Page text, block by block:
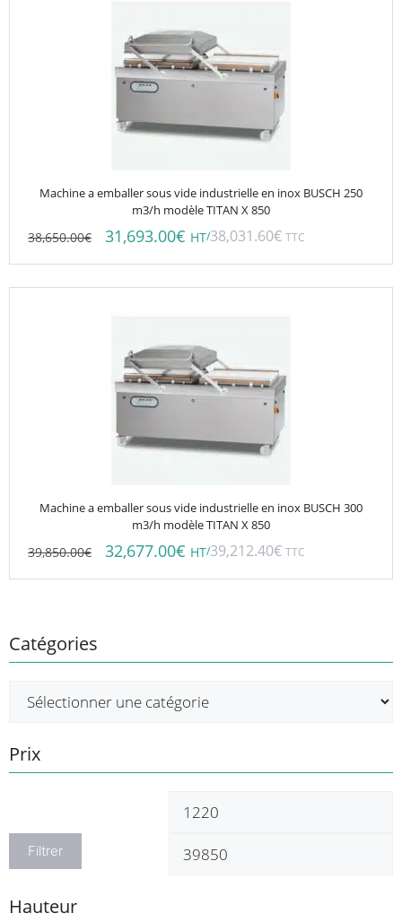
Machine a emballer sous vide industrielle en inox BUSCH 250
m3/h modèle TITAN X 850
38,650.00€ 31,693.00€ HT/38,031.60€ TTC
Machine a emballer sous vide industrielle en inox BUSCH 300
m3/h modèle TITAN X 850
39,850.00€ 32,677.00€ HT/39,212.40€ TTC
Catégories
Prix
Prix
Filtrer
Hauteur